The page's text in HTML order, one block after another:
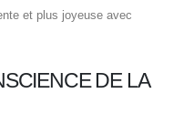
et plus joyeuse avec
DE LA